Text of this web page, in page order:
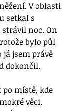
V oblasti
setkal s
noc. On
bylo půl
já jsem právě
dokončil.
po místě, kde
věci.